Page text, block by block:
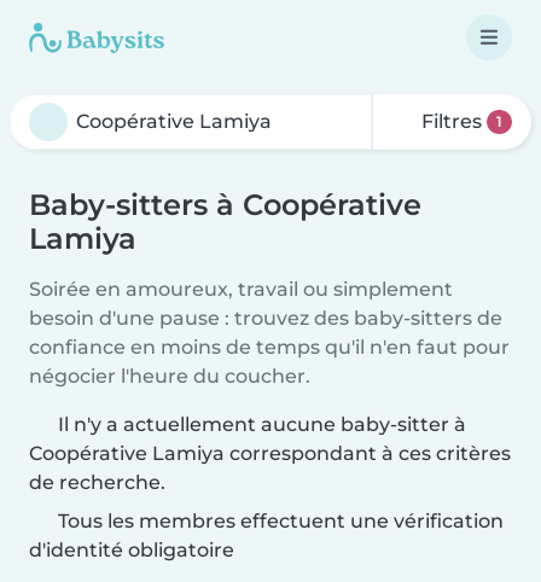
Filtres 1
Baby-sitters à Coopérative
Lamiya
Soirée en amoureux, travail ou simplement
besoin d'une pause : trouvez des baby-sitters de
confiance en moins de temps qu'il n'en faut pour
négocier l'heure du coucher.
Il n'y a actuellement aucune baby-sitter à
Coopérative Lamiya correspondant à ces critères
de recherche.
Tous les membres effectuent une vérification
d'identité obligatoire